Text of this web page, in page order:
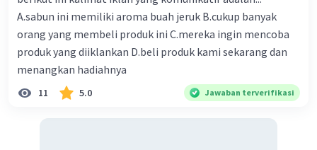
disampaikan. Semoga penjelasan ini membantu kamu
memahami konsep gagasan pendukung.
Beri Rating
AL T Level 81
A.sabun ini memiliki aroma buah jeruk B.cukup banyak
orang yang membeli produk ini C.mereka ingin mencoba
produk yang diiklankan D.beli produk kami sekarang dan
menangkan hadiahnya
11 5.0 Jawaban terverifikasi